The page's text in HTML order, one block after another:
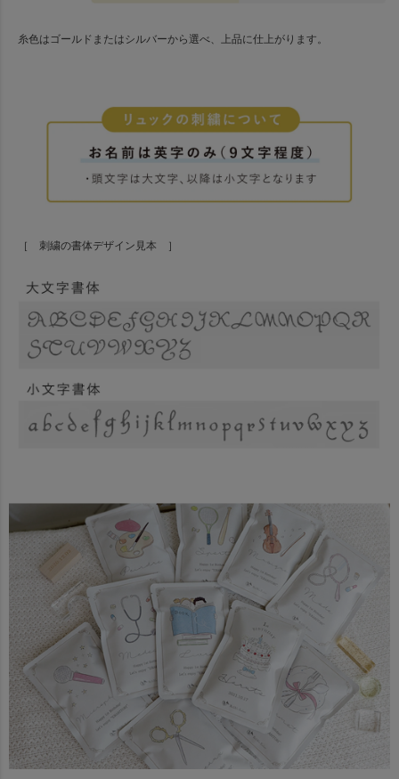
糸色はゴールドまたはシルバーから選べ、上品に仕上がります。
［ 刺繍の書体デザイン見本 ］